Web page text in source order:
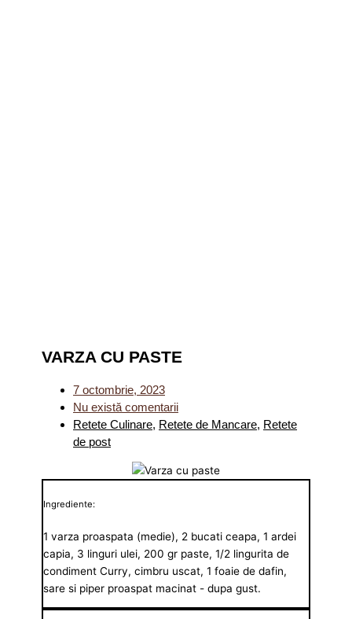
VARZA CU PASTE
7 octombrie, 2023
Nu există comentarii
Retete Culinare, Retete de Mancare, Retete
de post
Ingrediente:
1 varza proaspata (medie), 2 bucati ceapa, 1 ardei
capia, 3 linguri ulei, 200 gr paste, 1/2 lingurita de
condiment Curry, cimbru uscat, 1 foaie de dafin,
sare si piper proaspat macinat - dupa gust.